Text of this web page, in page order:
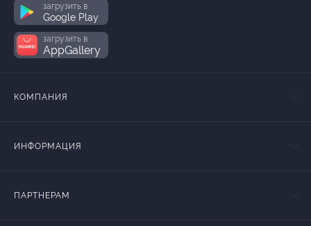
загрузить в
Google Play
загрузить в
AppGallery
КОМПАНИЯ
ИНФОРМАЦИЯ
ПАРТНЕРАМ